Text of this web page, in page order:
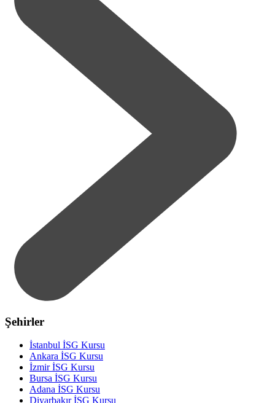
Şehirler
İstanbul İSG Kursu
Ankara İSG Kursu
İzmir İSG Kursu
Bursa İSG Kursu
Adana İSG Kursu
Diyarbakır İSG Kursu